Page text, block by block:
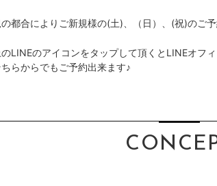
都合によりご新規様の(土)、（日）、(祝)のご予
LINEのアイコンをタップして頂くとLINEオフ
らからでもご予約出来ます♪